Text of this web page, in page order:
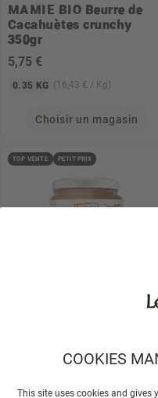
COOKIES
This site uses cookies and
MAMIE BIO Beurre de
Cacahuètes crunchy
350gr
5,75 €
0.35 KG (16,43 € / Kg)
Choisir un magasin
TOP VENTE PETIT PRIX
Purée d'amandes